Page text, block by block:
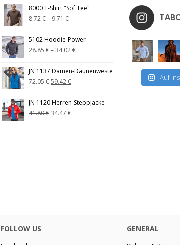
8000 T-Shirt "Sof Tee"
8.72€– 9.71 €
5102 Hoodie-Power
28.85 €–34.02€
JN 1137 Damen-Daunenweste
72.05€59.42€
JN 1120 Herren-Steppjacke
41.80€34.47 €
Auf
FOLLOW US GENERAL